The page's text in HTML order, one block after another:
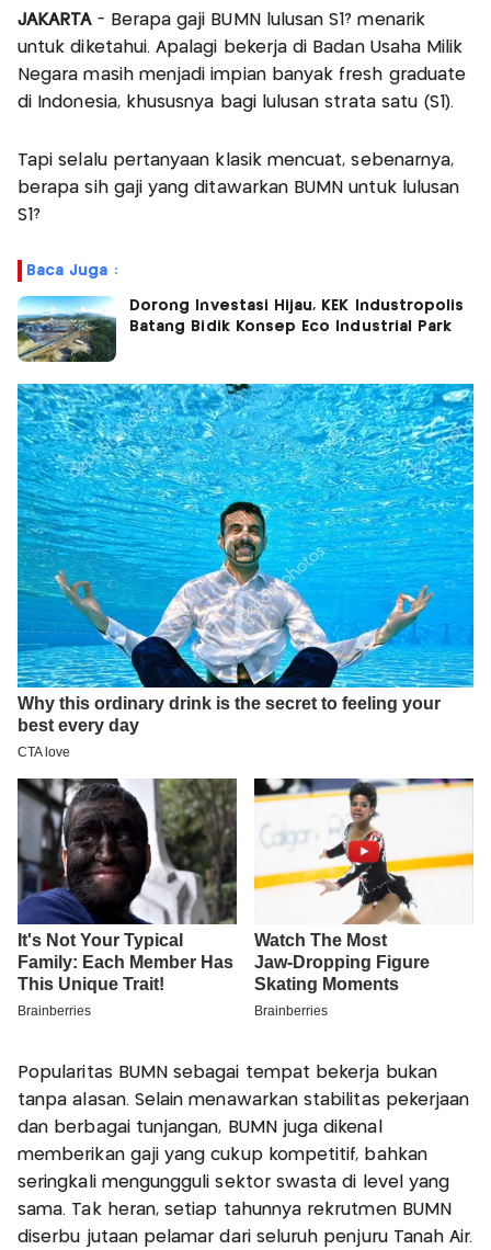
JAKARTA - Berapa gaji BUMN lulusan S1? menarik
untuk diketahui. Apalagi bekerja di Badan Usaha Milik
Negara masih menjadi impian banyak fresh graduate
di Indonesia, khususnya bagi lulusan strata satu (S1).
Tapi selalu pertanyaan klasik mencuat, sebenarnya,
berapa sih gaji yang ditawarkan BUMN untuk lulusan
S1?
Baca Juga :
Dorong Investasi Hijau, KEK Industropolis
Batang Bidik Konsep Eco Industrial Park
Popularitas BUMN sebagai tempat bekerja bukan
tanpa alasan. Selain menawarkan stabilitas pekerjaan
dan berbagai tunjangan, BUMN juga dikenal
memberikan gaji yang cukup kompetitif, bahkan
seringkali mengungguli sektor swasta di level yang
sama. Tak heran, setiap tahunnya rekrutmen BUMN
diserbu jutaan pelamar dari seluruh penjuru Tanah Air.